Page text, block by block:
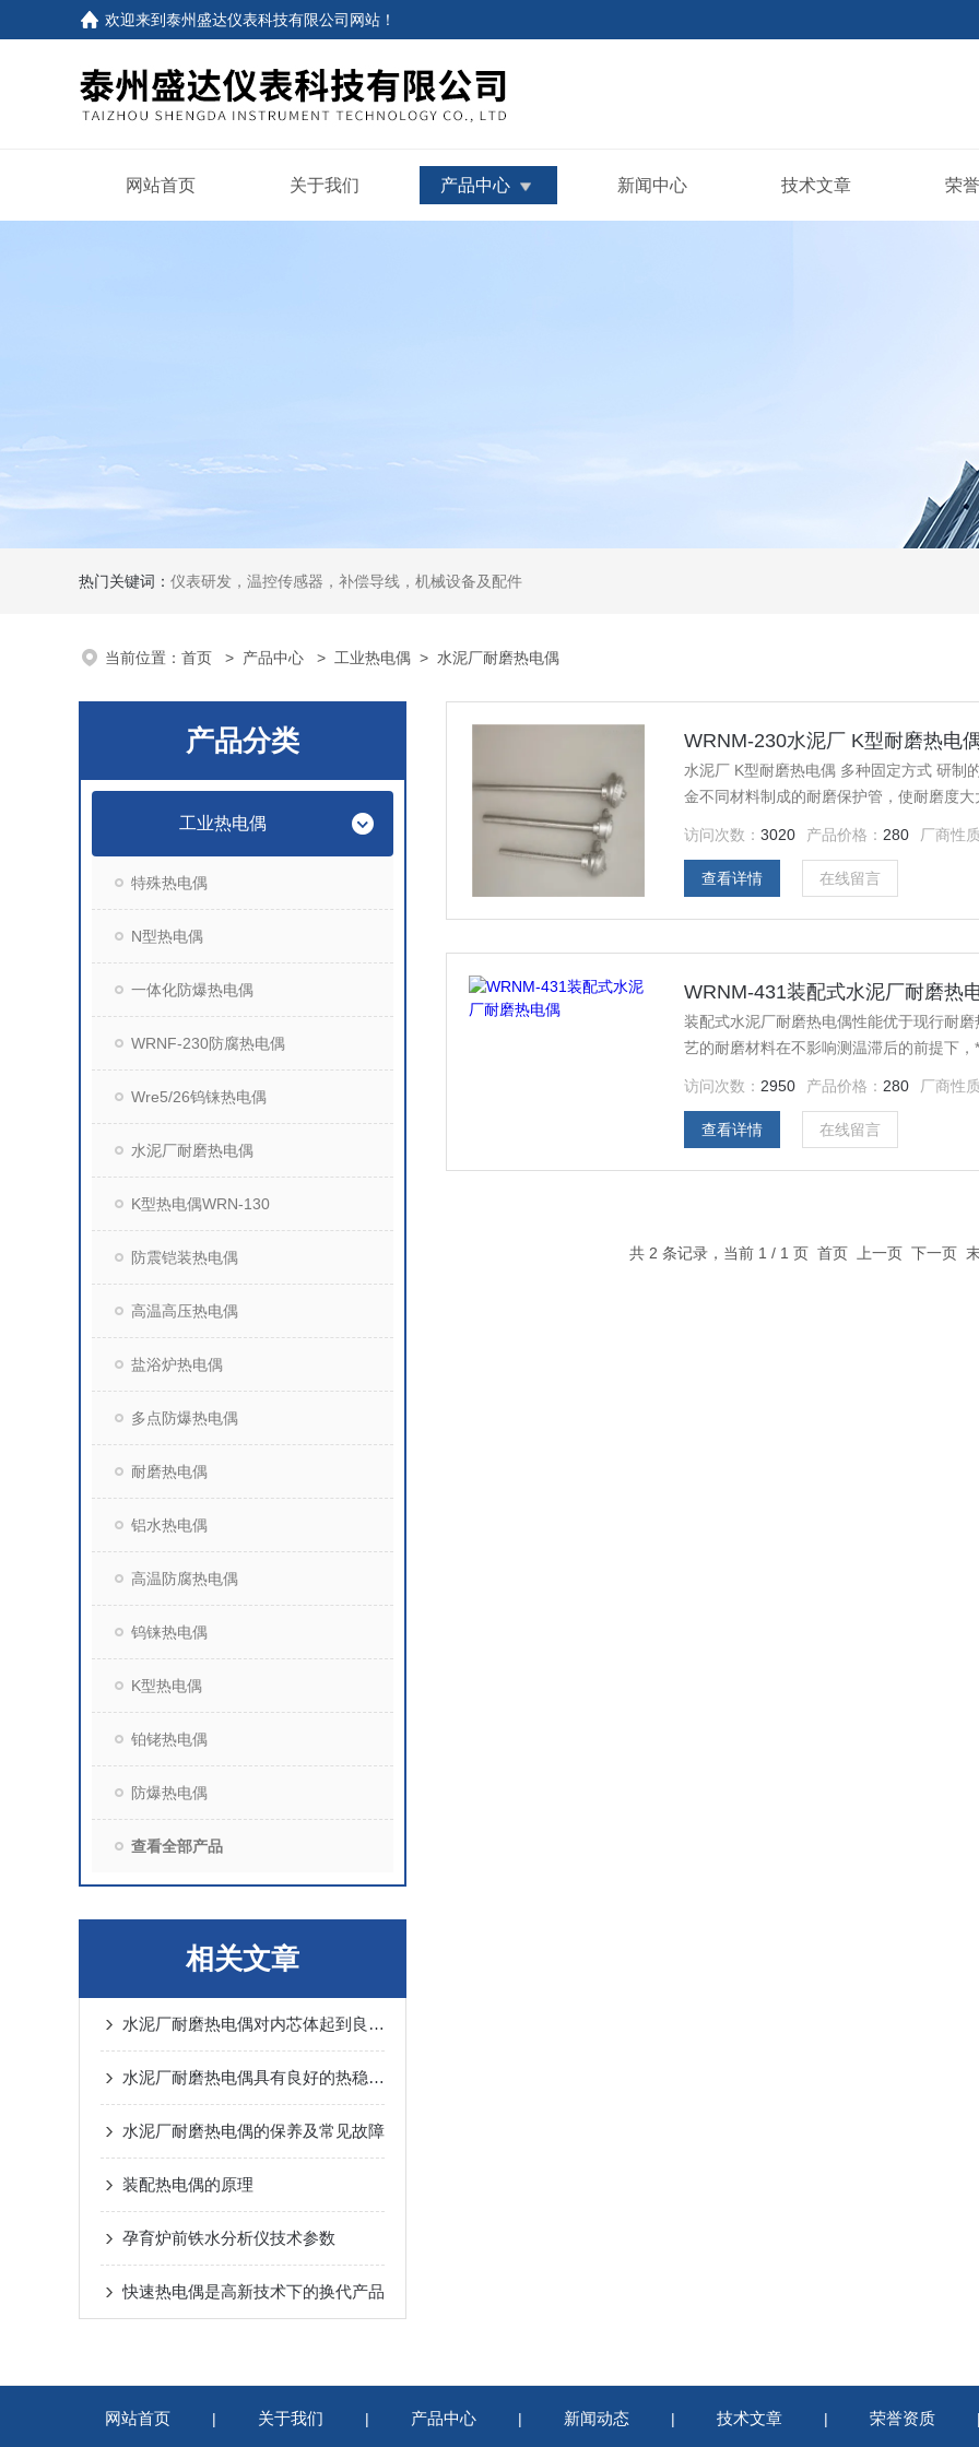
欢迎来到泰州盛达仪表科技有限公司网站 ！
网站首页 关于我们 产品中心 新闻中心 技术文章 荣
热门关键词： 仪表研发，温控传感器，补偿导线，机械设备及配件
当前位置： 首页 > 产品中心 > 工业热电偶 > 水泥厂耐磨热电偶
产品分类
工业热电偶
特殊热电偶
N型热电偶
一体化防爆热电偶
WRNF-230防腐热电偶
Wre5/26钨铼热电偶
水泥厂耐磨热电偶
K型热电偶WRN-130
防震铠装热电偶
高温高压热电偶
盐浴炉热电偶
多点防爆热电偶
耐磨热电偶
铝水热电偶
高温防腐热电偶
钨铼热电偶
K型热电偶
铂铑热电偶
防爆热电偶
查看全部产品
相关文章
水泥厂耐磨热电偶对内芯体起到良好的保护作用
水泥厂耐磨热电偶具有良好的热稳定性和高温强度
水泥厂耐磨热电偶的保养及常见故障
装配热电偶的原理
孕育炉前铁水分析仪技术参数
快速热电偶是高新技术下的换代产品
WRNM-230水泥厂 K型耐磨热电
水泥厂 K型耐磨热电偶 多种固定方式 研制
金不同材料制成的耐磨保护管，使耐磨度
访问次数：3020 产品价格： 280 厂商性
查看详情 在线留言
WRNM-431装配式水泥厂耐磨热
装配式水泥厂耐磨热电偶性能优于现行耐
艺的耐磨材料在不影响测温滞后的前提下
访问次数： 2950 产品价格： 280 厂商性
查看详情 在线留言
共 2 条记录，当前 1 / 1 页 首页 上一页 下一页
网站首页 | 关于我们 | 产品中心 | 新闻动态 | 技术文章 | 荣誉资质